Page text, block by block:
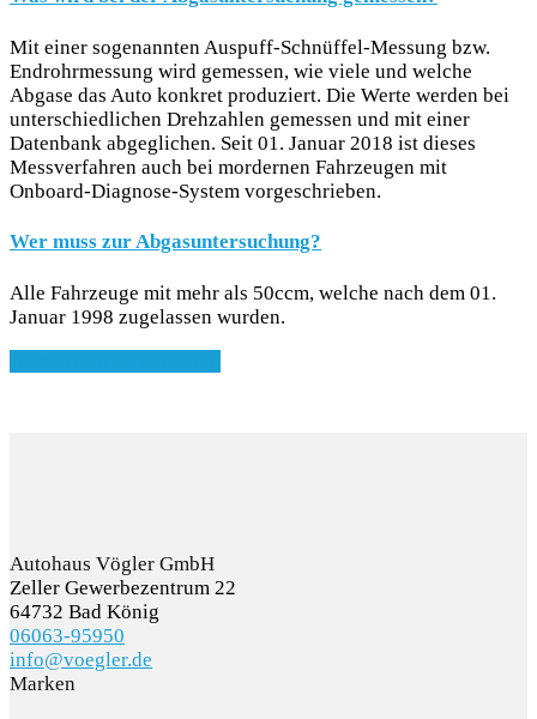
Mit einer sogenannten Auspuff-Schnüffel-Messung bzw.
Endrohrmessung wird gemessen, wie viele und welche
Abgase das Auto konkret produziert. Die Werte werden bei
unterschiedlichen Drehzahlen gemessen und mit einer
Datenbank abgeglichen. Seit 01. Januar 2018 ist dieses
Messverfahren auch bei mordernen Fahrzeugen mit
Onboard-Diagnose-System vorgeschrieben.
Wer muss zur Abgasuntersuchung?
Alle Fahrzeuge mit mehr als 50ccm, welche nach dem 01.
Januar 1998 zugelassen wurden.
Autohaus Vögler GmbH
Zeller Gewerbezentrum 22
64732 Bad König
06063-95950
info@voegler.de
Marken